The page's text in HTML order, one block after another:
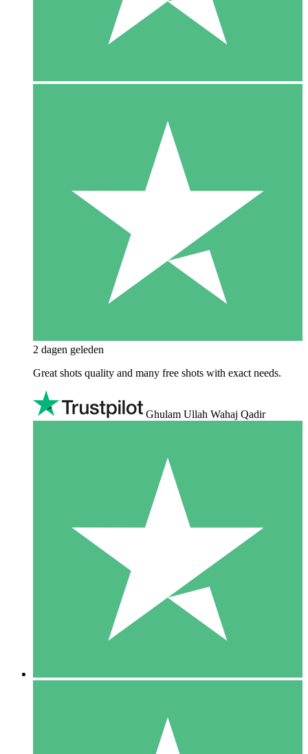
2 dagen geleden
Great shots quality and many free shots with exact needs.
Ghulam Ullah Wahaj Qadir